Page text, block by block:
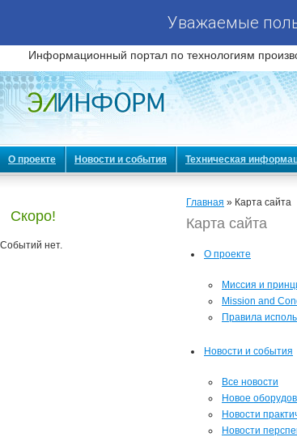
Уважаемые
Информационный портал по технологиям
О проекте Новости и события Техническая
Скоро!
Событий нет.
Главная » Карта сайта
Карта сайта
О проекте
Миссия и
Mission and
Правила
Новости и события
Все новости
Новое
Новости
Новости